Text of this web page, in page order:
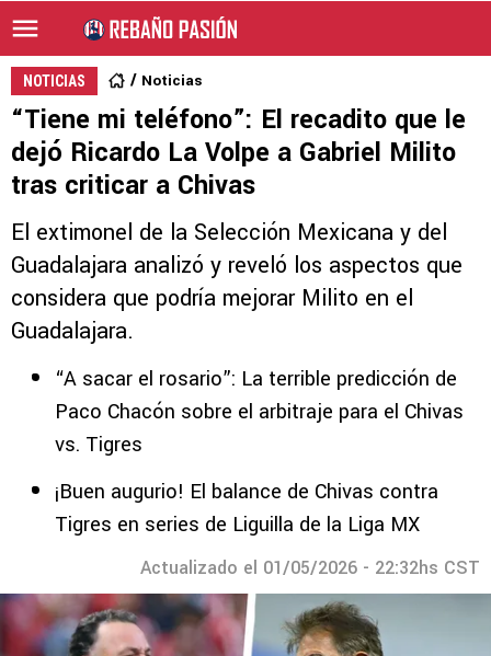
NOTICIAS Noticias
“Tiene mi teléfono”: El recadito que le
dejó Ricardo La Volpe a Gabriel Milito
tras criticar a Chivas
El extimonel de la Selección Mexicana y del
Guadalajara analizó y reveló los aspectos que
considera que podría mejorar Milito en el
Guadalajara.
“A sacar el rosario”: La terrible predicción de
Paco Chacón sobre el arbitraje para el Chivas
vs. Tigres
¡Buen augurio! El balance de Chivas contra
Tigres en series de Liguilla de la Liga MX
Actualizado el 01/05/2026 - 22:32hs CST